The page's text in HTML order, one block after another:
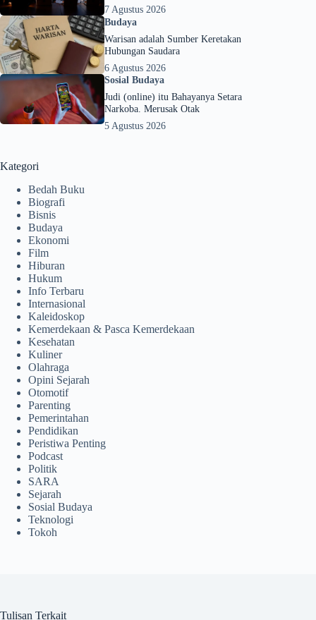
7 Agustus 2026
Budaya
Warisan adalah Sumber Keretakan
Hubungan Saudara
6 Agustus 2026
Sosial Budaya
Judi (online) itu Bahayanya Setara
Narkoba. Merusak Otak
5 Agustus 2026
Kategori
Bedah Buku
Biografi
Bisnis
Budaya
Ekonomi
Film
Hiburan
Hukum
Info Terbaru
Internasional
Kaleidoskop
Kemerdekaan & Pasca Kemerdekaan
Kesehatan
Kuliner
Olahraga
Opini Sejarah
Otomotif
Parenting
Pemerintahan
Pendidikan
Peristiwa Penting
Podcast
Politik
SARA
Sejarah
Sosial Budaya
Teknologi
Tokoh
Tulisan Terkait